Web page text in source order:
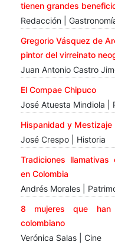
tienen grandes
Redacción |
Gregorio Vásquez de
pintor del virreinato
Juan Antonio Castro
El Compae Chipuco
José Atuesta Mindiola |
Hispanidad y Mestizaje
José Crespo | Historia
Tradiciones llamativas
en Colombia
Andrés Morales |
8 mujeres que han
colombiano
Verónica Salas | Cine